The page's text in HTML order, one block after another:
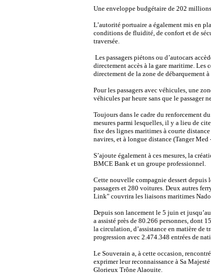
Une enveloppe budgétaire de 202
L’autorité portuaire a également mis en
conditions de fluidité, de confort et de
traversée.
Les passagers piétons ou d’autocars
directement accès à la gare maritime. Les
directement de la zone de débarquement
Pour les passagers avec véhicules, une
véhicules par heure sans que le passager
Toujours dans le cadre du renforcement
mesures parmi lesquelles, il y a lieu de
fixe des lignes maritimes à courte
navires, et à longue distance (Tanger
S’ajoute également à ces mesures, la
BMCE Bank et un groupe professionnel.
Cette nouvelle compagnie dessert depuis
passagers et 280 voitures. Deux autres
Link" couvrira les liaisons maritimes
Depuis son lancement le 5 juin et
a assisté près de 80.266 personnes, dont
la circulation, d’assistance en matière de
progression avec 2.474.348 entrées de
Le Souverain a, à cette occasion,
exprimer leur reconnaissance à Sa
Glorieux Trône Alaouite.